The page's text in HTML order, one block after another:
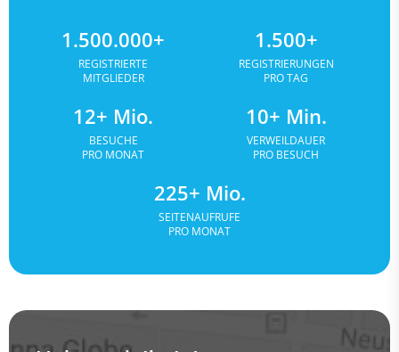
1.500.000+
REGISTRIERTE
MITGLIEDER
1.500+
REGISTRIERUNGEN
PRO TAG
12+ Mio.
BESUCHE
PRO MONAT
10+ Min.
VERWEILDAUER
PRO BESUCH
225+ Mio.
SEITENAUFRUFE
PRO MONAT